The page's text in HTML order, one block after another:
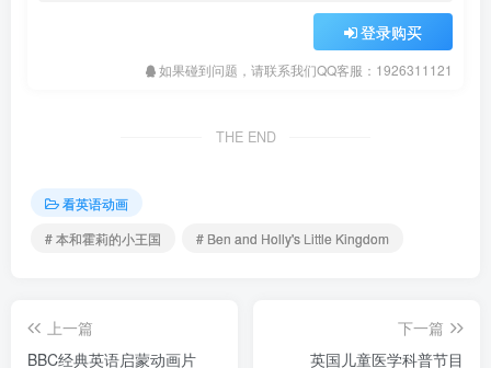
登录购买
如果碰到问题，请联系我们QQ客服：1926311121
THE END
看英语动画
# 本和霍莉的小王国
# Ben and Holly's Little Kingdom
上一篇
BBC经典英语启蒙动画片
下一篇
英国儿童医学科普节目